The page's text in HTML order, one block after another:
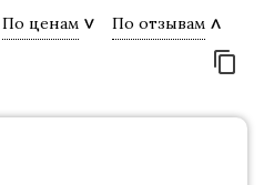
По ценам По отзывам